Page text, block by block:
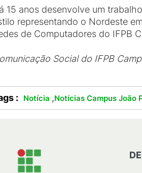
15 anos desenvolve um
representando o Nordeste
de Computadores do IFPB
Social do IFPB
: Notícia ,Notícias Campus João